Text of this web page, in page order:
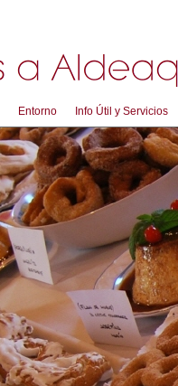
Entorno Info Útil y Servicios